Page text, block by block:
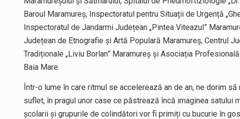
Baroul Maramureş, Inspectoratul pentru Situații de Urgență
Inspectoratul de Jandarmi Județean „Pintea Viteazul”
Județean de Etnografie și Artă Populară Maramureș, Centrul
Tradiționale „Liviu Borlan” Maramureș și Asociația
Baia Mare.
Într-o lume în care ritmul se accelerează an de an, ne dorim
suflet, în pragul unor case ce păstrează încă imaginea satului
școlarii și grupurile de colindători vor fi primiți cu bucurie în